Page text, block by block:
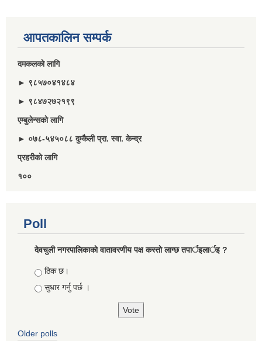
आपतकालिन सम्पर्क
दमकलकाे लागि
► ९८५७०४१४८४
► ९८४७२७२१९९
एम्बुलेन्सकाे लागि
► ०७८-५४५०८८ दुम्कैली प्रा. स्वा. केन्द्र
प्रहरीकाे लागि
१००
Poll
देवचुली नगरपालिकाकाे वातावरणीय पक्ष कस्ताे लाग्छ तपार्इलार्इ ?
Choices
ठिक छ।
सुधार गर्नु पर्छ ।
Older polls